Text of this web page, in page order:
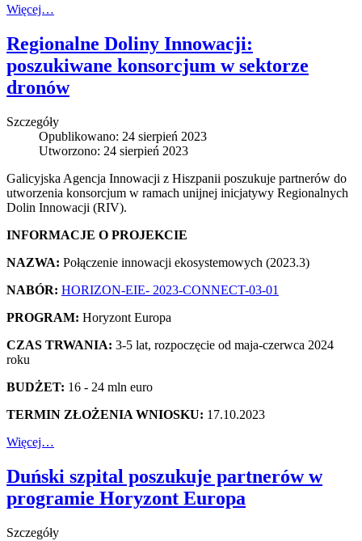
Więcej…
Regionalne Doliny Innowacji:
poszukiwane konsorcjum w sektorze
dronów
Szczegóły
Opublikowano: 24 sierpień 2023
Utworzono: 24 sierpień 2023
Galicyjska Agencja Innowacji z Hiszpanii poszukuje partnerów do
utworzenia konsorcjum w ramach unijnej inicjatywy Regionalnych
Dolin Innowacji (RIV).
INFORMACJE O PROJEKCIE
NAZWA: Połączenie innowacji ekosystemowych (2023.3)
NABÓR: HORIZON-EIE- 2023-CONNECT-03-01
PROGRAM: Horyzont Europa
CZAS TRWANIA: 3-5 lat, rozpoczęcie od maja-czerwca 2024
roku
BUDŻET: 16 - 24 mln euro
TERMIN ZŁOŻENIA WNIOSKU: 17.10.2023
Więcej…
Duński szpital poszukuje partnerów w
programie Horyzont Europa
Szczegóły